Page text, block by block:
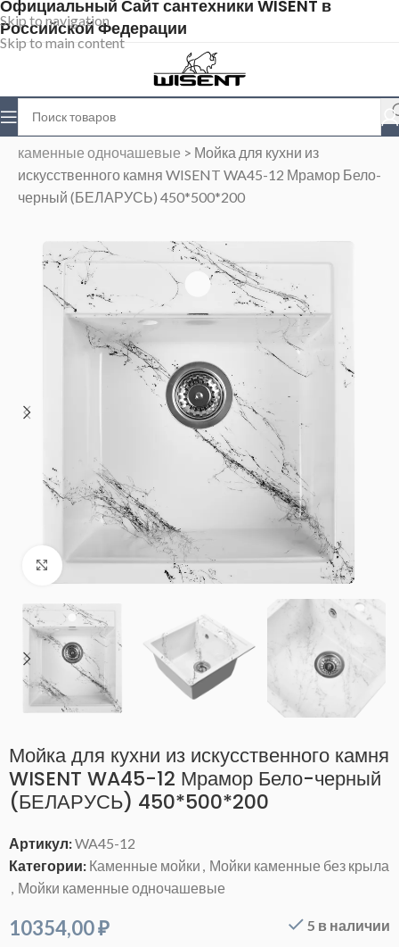
Skip to navigation
Skip to main content
Официальный Сайт сантехники WISENT в
Российской Федерации
Магазин
каменные одночашевые > Мойка для кухни из
искусственного камня WISENT WA45-12 Мрамор Бело-
черный (БЕЛАРУСЬ) 450*500*200
Нажмите, чтобы увеличить
Мойка для кухни из искусственного камня
WISENT WA45-12 Мрамор Бело-черный
(БЕЛАРУСЬ) 450*500*200
Артикул:WA45-12
Категории: Каменные мойки , Мойки каменные без крыла
, Мойки каменные одночашевые
10354,00₽ 5 в наличии